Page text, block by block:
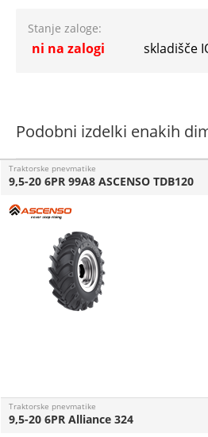
Stanje zaloge:
ni na zalogi skladišče
Podobni izdelki enakih
Traktorske pnevmatike
9,5-20 6PR 99A8 ASCENSO TDB120
Traktorske pnevmatike
9,5-20 6PR Alliance 324